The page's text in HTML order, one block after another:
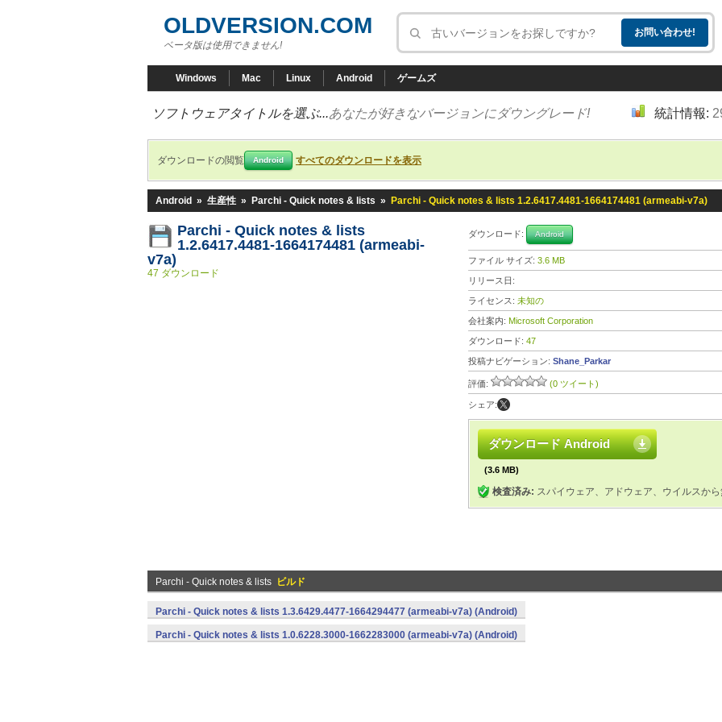
OLDVERSION.COM
ベータ版は使用できません!
Windows Mac Linux Android ゲームズ
ソフトウェアタイトルを選ぶ...あなたが好きなバージョンにダウングレード! 統計情報:
ダウンロードの閲覧 Android すべてのダウンロードを表示
Android » 生産性 » Parchi - Quick notes & lists » Parchi - Quick notes & lists 1.2.6417.4481-1664174481 (armeabi-v7a)
Parchi - Quick notes & lists
1.2.6417.4481-1664174481 (armeabi-
v7a)
47 ダウンロード
ダウンロード: Android
ファイル サイズ: 3.6 MB
リリース日:
ライセンス: 未知の
会社案内: Microsoft Corporation
ダウンロード: 47
投稿ナビゲーション: Shane_Parkar
評価: (0 ツイート)
シェア:
ダウンロード Android
(3.6 MB)
検査済み: スパイウェア、アドウェア、ウイルスか
Parchi - Quick notes & lists ビルド
Parchi - Quick notes & lists 1.3.6429.4477-1664294477 (armeabi-v7a) (Android)
Parchi - Quick notes & lists 1.0.6228.3000-1662283000 (armeabi-v7a) (Android)